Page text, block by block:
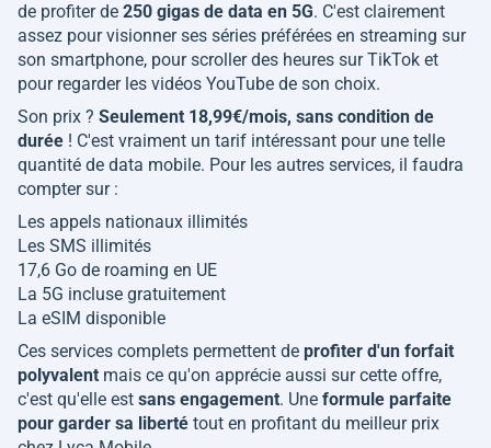
de profiter de 250 gigas de data en 5G. C'est clairement
assez pour visionner ses séries préférées en streaming sur
son smartphone, pour scroller des heures sur TikTok et
pour regarder les vidéos YouTube de son choix.
Son prix ? Seulement 18,99€/mois, sans condition de
durée ! C'est vraiment un tarif intéressant pour une telle
quantité de data mobile. Pour les autres services, il faudra
compter sur :
Les appels nationaux illimités
Les SMS illimités
17,6 Go de roaming en UE
La 5G incluse gratuitement
La eSIM disponible
Ces services complets permettent de profiter d'un forfait
polyvalent mais ce qu'on apprécie aussi sur cette offre,
c'est qu'elle est sans engagement. Une formule parfaite
pour garder sa liberté tout en profitant du meilleur prix